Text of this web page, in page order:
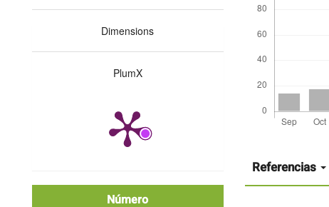
Dimensions
PlumX
Número
artículo
Referencias